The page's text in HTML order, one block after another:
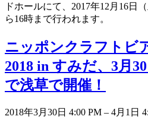
ドホールにて、2017年12月16日
ら16時まで行われます。
ニッポンクラフトビ
2018 in すみだ、3月
で浅草で開催！
2018年3月30日 4:00 PM – 4月1日